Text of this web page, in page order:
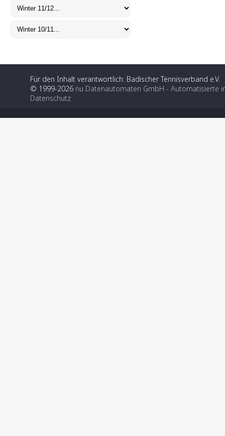
Für den Inhalt verantwortlich: Badischer Tennisverband e.V.
© 1999-2026 nu Datenautomaten GmbH - Automatisierte
Datenschutz